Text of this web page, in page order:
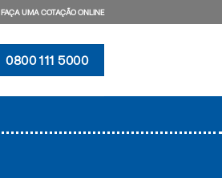
FAÇA UMA COTAÇÃO ONLINE
0800 111 5000